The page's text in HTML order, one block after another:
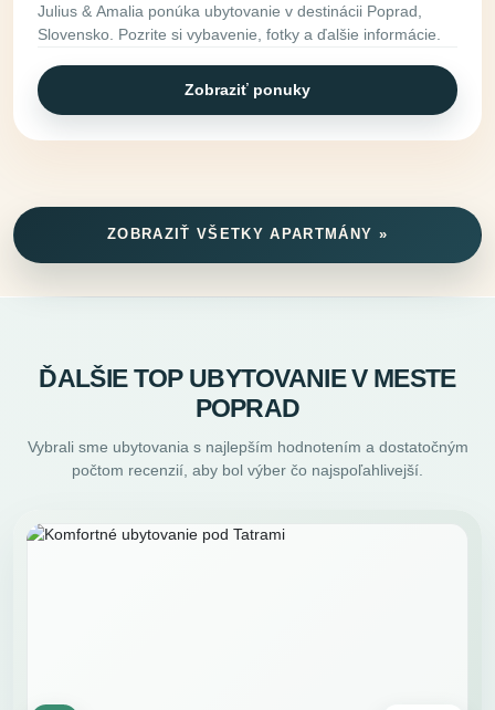
Julius & Amalia ponúka ubytovanie v destinácii Poprad,
Slovensko. Pozrite si vybavenie, fotky a ďalšie informácie.
Zobraziť ponuky
ZOBRAZIŤ VŠETKY APARTMÁNY »
ĎALŠIE TOP UBYTOVANIE V MESTE
POPRAD
Vybrali sme ubytovania s najlepším hodnotením a dostatočným
počtom recenzií, aby bol výber čo najspoľahlivejší.